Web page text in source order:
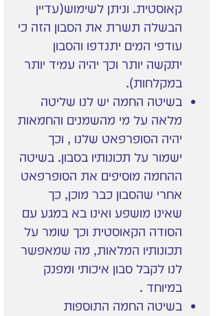
קאוסטית. וניתן לשימוש(עדיין
הבשלה תשרת את הסבון הזה כי
עודפי המים יתנדפו והסבון
יתקשה יותר וכך יהיה עמיד יותר
במקלחות).
בשיטה החמה יש לנו שליטה
מלאה על מי מהשמנים והחמאות
יהיה הסופרפאט שלנו , וכך
ישמור על תכונותיו בסבון. בשיטה
ההחמה מוסיפים את הסופרפאט
אחרי שהסבון כבר מוכן, כך
שאינו מושפע ואינו בא במגע עם
הסודה הקאוסטית וכך שומר על
תכונותיו המלאות, מה שמאפשר
לנו לקבל סבון איכותי ומפנק
במיוחד .
בשיטה החמה התוספות